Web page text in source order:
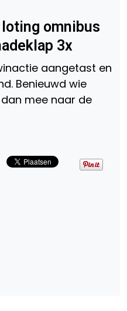
omnibus
3x
aangetast en
Benieuwd wie
mee naar de